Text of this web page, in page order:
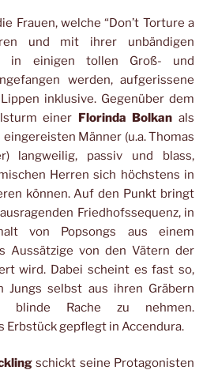
Frauen, welche “Don’t Torture a
und mit ihrer unbändigen
in einigen tollen Groß- und
werden, aufgerissene
inklusive. Gegenüber dem
einer Florinda Bolkan als
Männer (u.a. Thomas
langweilig, passiv und blass,
Herren sich höchstens in
können. Auf den Punkt bringt
Friedhofssequenz, in
von Popsongs aus einem
Aussätzige von den Vätern der
wird. Dabei scheint es fast so,
Jungs selbst aus ihren Gräbern
blinde Rache zu nehmen.
Erbstück gepflegt in Accendura.
schickt seine Protagonisten